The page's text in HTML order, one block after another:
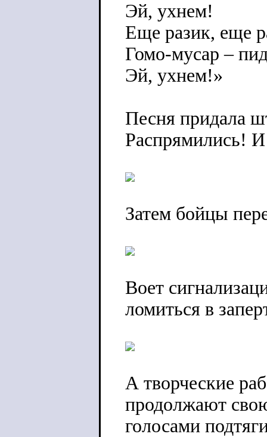
Эй, ухнем!
Еще разик, еще
Гомо-мусар –
Эй, ухнем!»
Песня придала
Распрямились! И
Затем бойцы
Воет
ломиться в
А творческие
продолжают
голосами